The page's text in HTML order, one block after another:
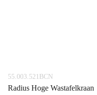
55.003.521BCN
Radius Hoge Wastafelkraan